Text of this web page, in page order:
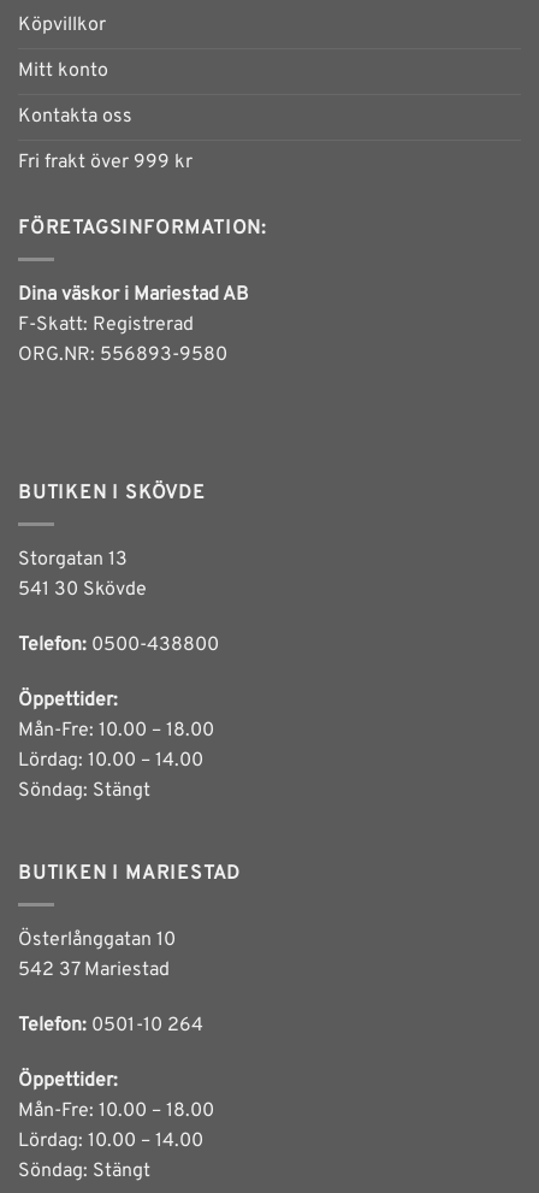
Köpvillkor
Mitt konto
Kontakta oss
Fri frakt över 999 kr
FÖRETAGSINFORMATION:
Dina väskor i Mariestad AB
F-Skatt: Registrerad
ORG.NR: 556893-9580
BUTIKEN I SKÖVDE
Storgatan 13
541 30 Skövde
Telefon: 0500-438800
Öppettider:
Mån-Fre: 10.00 – 18.00
Lördag: 10.00 – 14.00
Söndag: Stängt
BUTIKEN I MARIESTAD
Österlånggatan 10
542 37 Mariestad
Telefon: 0501-10 264
Öppettider:
Mån-Fre: 10.00 – 18.00
Lördag: 10.00 – 14.00
Söndag: Stängt